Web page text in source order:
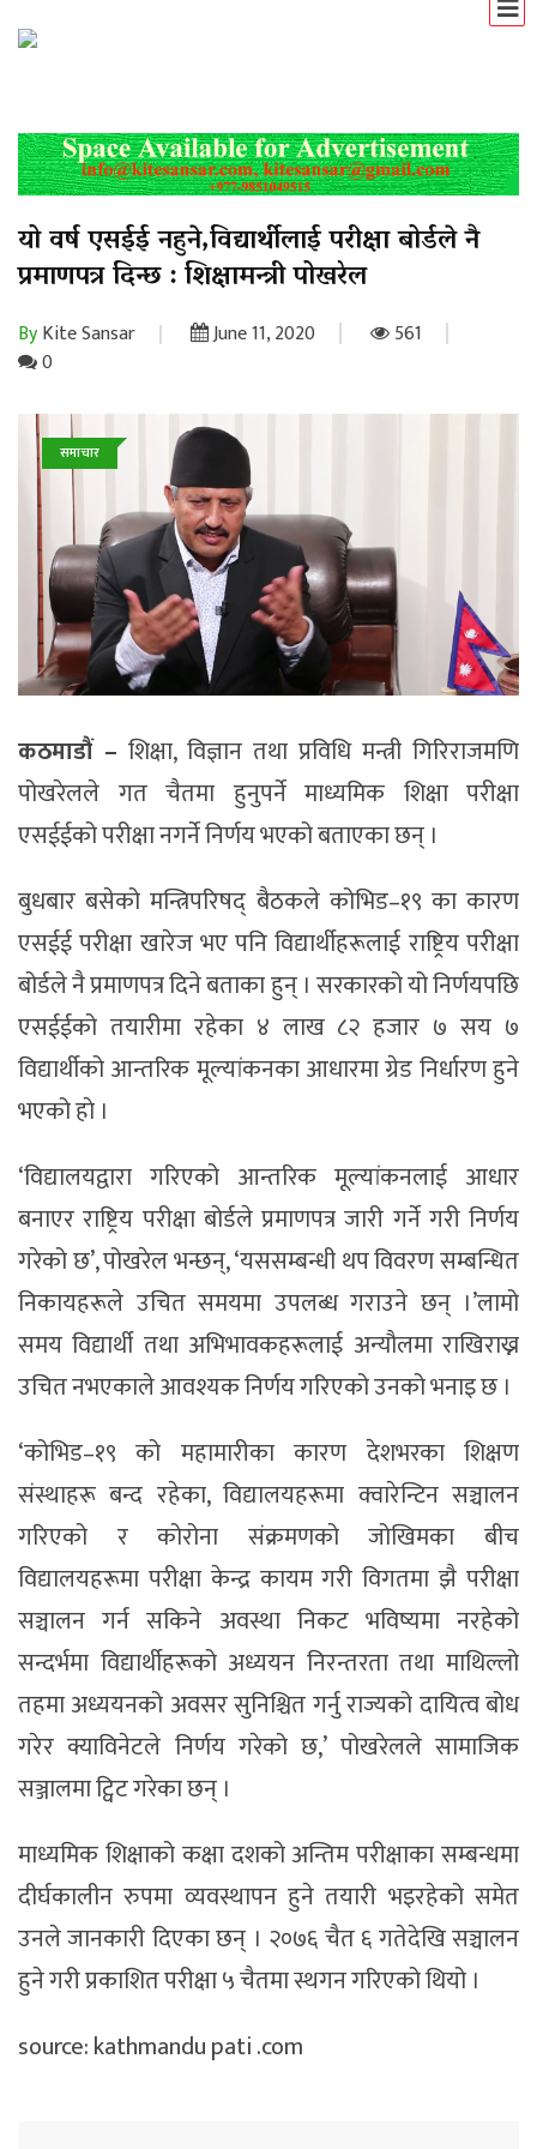
यो वर्ष एसईई नहुने,विद्यार्थीलाई परीक्षा बोर्डले नै
प्रमाणपत्र दिन्छ : शिक्षामन्त्री पोखरेल
ByKite Sansar June 11, 2020
561
0
समाचार
कठमाडौं – शिक्षा, विज्ञान तथा प्रविधि मन्त्री गिरिराजमणि
पोखरेलले गत चैतमा हुनुपर्ने माध्यमिक शिक्षा परीक्षा
एसईईको परीक्षा नगर्ने निर्णय भएको बताएका छन् ।
बुधबार बसेको मन्त्रिपरिषद् बैठकले कोभिड–१९ का कारण
एसईई परीक्षा खारेज भए पनि विद्यार्थीहरूलाई राष्ट्रिय परीक्षा
बोर्डले नै प्रमाणपत्र दिने बताका हुन् । सरकारको यो निर्णयपछि
एसईईको तयारीमा रहेका ४ लाख ८२ हजार ७ सय ७
विद्यार्थीको आन्तरिक मूल्यांकनका आधारमा ग्रेड निर्धारण हुने
भएको हाे ।
‘विद्यालयद्वारा गरिएको आन्तरिक मूल्यांकनलाई आधार
बनाएर राष्ट्रिय परीक्षा बोर्डले प्रमाणपत्र जारी गर्ने गरी निर्णय
गरेको छ’, पोखरेल भन्छन्, ‘यससम्बन्धी थप विवरण सम्बन्धित
निकायहरूले उचित समयमा उपलब्ध गराउने छन् ।’लामो
समय विद्यार्थी तथा अभिभावकहरूलाई अन्यौलमा राखिराख्न
उचित नभएकाले आवश्यक निर्णय गरिएको उनको भनाइ छ ।
‘कोभिड–१९ को महामारीका कारण देशभरका शिक्षण
संस्थाहरू बन्द रहेका, विद्यालयहरूमा क्वारेन्टिन सञ्चालन
गरिएको र कोरोना संक्रमणको जोखिमका बीच
विद्यालयहरूमा परीक्षा केन्द्र कायम गरी विगतमा झै परीक्षा
सञ्चालन गर्न सकिने अवस्था निकट भविष्यमा नरहेको
सन्दर्भमा विद्यार्थीहरूको अध्ययन निरन्तरता तथा माथिल्लो
तहमा अध्ययनको अवसर सुनिश्चित गर्नु राज्यको दायित्व बोध
गरेर क्याविनेटले निर्णय गरेको छ,’ पोखरेलले सामाजिक
सञ्जालमा ट्विट गरेका छन् ।
माध्यमिक शिक्षाको कक्षा दशको अन्तिम परीक्षाका सम्बन्धमा
दीर्घकालीन रुपमा व्यवस्थापन हुने तयारी भइरहेको समेत
उनले जानकारी दिएका छन् । २०७६ चैत ६ गतेदेखि सञ्चालन
हुने गरी प्रकाशित परीक्षा ५ चैतमा स्थगन गरिएको थियो ।
source: kathmandu pati .com